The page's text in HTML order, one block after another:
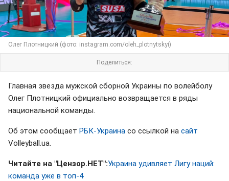
Олег Плотницкий (фото: instagram.com/oleh_plotnytskyi)
Поделиться:
Главная звезда мужской сборной Украины по волейболу
Олег Плотницкий официально возвращается в ряды
национальной команды.
Об этом сообщает РБК-Украина со ссылкой на сайт
Volleyball.ua.
Читайте на "Цензор.НЕТ":Украина удивляет Лигу наций:
команда уже в топ-4